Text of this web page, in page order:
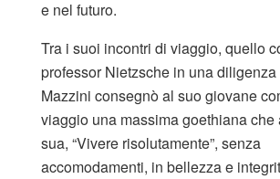
e nel futuro.
Tra i suoi incontri di viaggio, quello
professor Nietzsche in una diligenza
Mazzini consegnò al suo giovane
viaggio una massima goethiana che
sua, “Vivere risolutamente”, senza
accomodamenti, in bellezza e